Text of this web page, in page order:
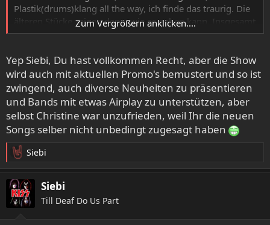
Plastik(drums)klang all the way, ich finde das traurig. Die
älteren Stücke zeigen dann, wie es gehen kann. Insgesamt
eine der weniger für mich geeigneten Ausgaben. War ein
Zum Vergrößern anklicken....
Yep Siebi, Du hast vollkommen Recht, aber die Show
wird auch mit aktuellen Promo's bemustert und so ist
zwingend, auch diverse Neuheiten zu präsentieren
und Bands mit etwas Airplay zu unterstützen, aber
selbst Christine war unzufrieden, weil Ihr die neuen
Songs selber nicht unbedingt zugesagt haben
R
e
a
k
t
Siebi
Siebi
Till Deaf Do Us Part